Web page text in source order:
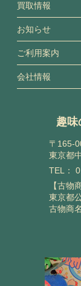
買取情報
お知らせ
ご利用案内
会社情報
趣味
〒165-
東京都
TEL：
【古物
東京都
古物商